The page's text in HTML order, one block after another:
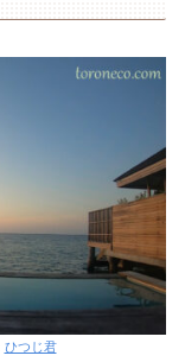
ひつじ君